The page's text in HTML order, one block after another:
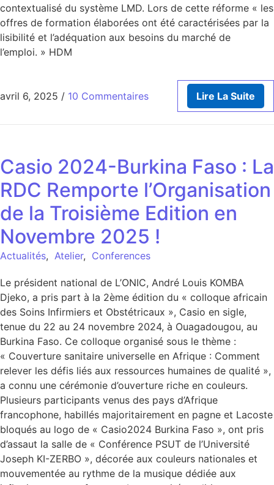
contextualisé du système LMD. Lors de cette réforme « les
offres de formation élaborées ont été caractérisées par la
lisibilité et l’adéquation aux besoins du marché de
l’emploi. » HDM
avril 6, 2025 / 10 Commentaires Lire La Suite
Casio 2024-Burkina Faso : La
RDC Remporte l’Organisation
de la Troisième Edition en
Novembre 2025 !
Actualités, Atelier, Conferences
Le président national de L’ONIC, André Louis KOMBA
Djeko, a pris part à la 2ème édition du « colloque africain
des Soins Infirmiers et Obstétricaux », Casio en sigle,
tenue du 22 au 24 novembre 2024, à Ouagadougou, au
Burkina Faso. Ce colloque organisé sous le thème :
« Couverture sanitaire universelle en Afrique : Comment
relever les défis liés aux ressources humaines de qualité »,
a connu une cérémonie d’ouverture riche en couleurs.
Plusieurs participants venus des pays d’Afrique
francophone, habillés majoritairement en pagne et Lacoste
bloqués au logo de « Casio2024 Burkina Faso », ont pris
d’assaut la salle de « Conférence PSUT de l’Université
Joseph KI-ZERBO », décorée aux couleurs nationales et
mouvementée au rythme de la musique dédiée aux